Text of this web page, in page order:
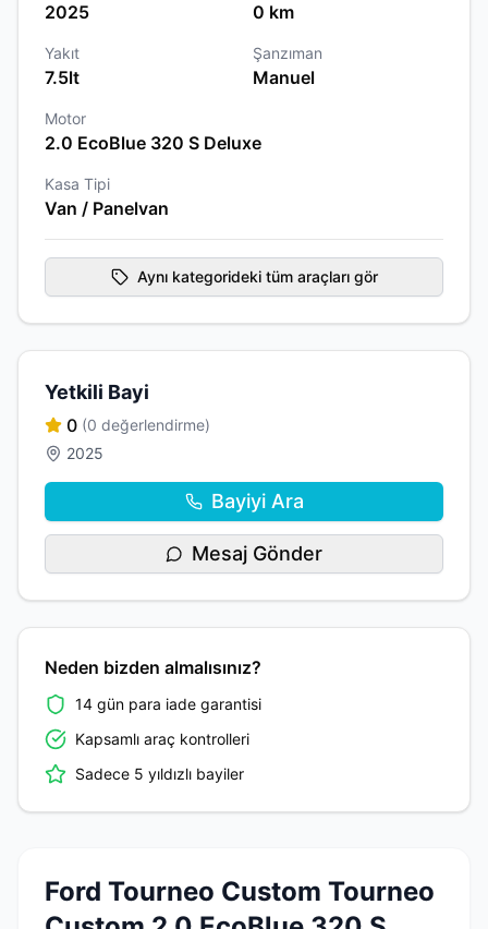
2025 0 km
Yakıt
7.5lt
Şanzıman
Manuel
Motor
2.0 EcoBlue 320 S Deluxe
Kasa Tipi
Van / Panelvan
Aynı kategorideki tüm araçları gör
Yetkili Bayi
0 (0 değerlendirme)
2025
Bayiyi Ara
Mesaj Gönder
Neden bizden almalısınız?
14 gün para iade garantisi
Kapsamlı araç kontrolleri
Sadece 5 yıldızlı bayiler
Ford Tourneo Custom Tourneo